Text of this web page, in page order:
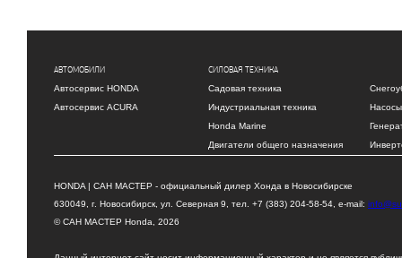
АВТОМОБИЛИ
Автосервис HONDA
Автосервис ACURA
СИЛОВАЯ ТЕХНИКА
Садовая техника
Индустриальная техника
Honda Marine
Двигатели общего назначения
Насосы
HONDA | САН МАСТЕР - официальный дилер Хонда в Новосибирске
630049, г. Новосибирск, ул. Северная 9, тел. +7 (383) 204-58-54, e-mail:
© САН МАСТЕР Honda, 2026